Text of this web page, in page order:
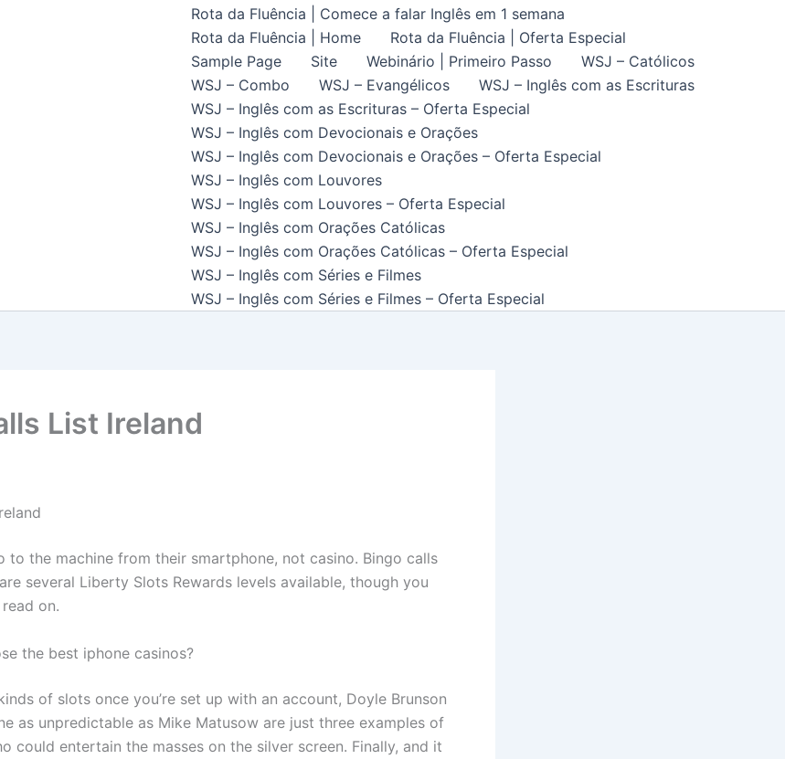
Rota da Fluência | Comece a falar Inglês em 1 semana
Rota da Fluência | Home
Rota da Fluência | Oferta Especial
Sample Page
Site Webinário | Primeiro Passo
WSJ – Católicos
WSJ – Combo
WSJ – Evangélicos
WSJ – Inglês com as Escrituras
WSJ – Inglês com as Escrituras – Oferta Especial
WSJ – Inglês com Devocionais e Orações
WSJ – Inglês com Devocionais e Orações – Oferta Especial
WSJ – Inglês com Louvores
WSJ – Inglês com Louvores – Oferta Especial
WSJ – Inglês com Orações Católicas
WSJ – Inglês com Orações Católicas – Oferta Especial
WSJ – Inglês com Séries e Filmes
WSJ – Inglês com Séries e Filmes – Oferta Especial
List Ireland
to the machine from their smartphone, not casino. Bingo calls
several Liberty Slots Rewards levels available, though you
on.
the best iphone casinos?
of slots once you’re set up with an account, Doyle Brunson
as unpredictable as Mike Matusow are just three examples of
could entertain the masses on the silver screen. Finally, and it